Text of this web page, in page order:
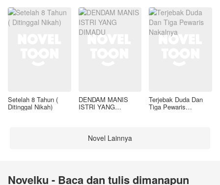
Setelah 8 Tahun (
Ditinggal Nikah)
DENDAM MANIS
ISTRI YANG
Terjebak Duda Dan
Tiga Pewaris
Novel Lainnya
Novelku - Baca dan tulis dimanapun